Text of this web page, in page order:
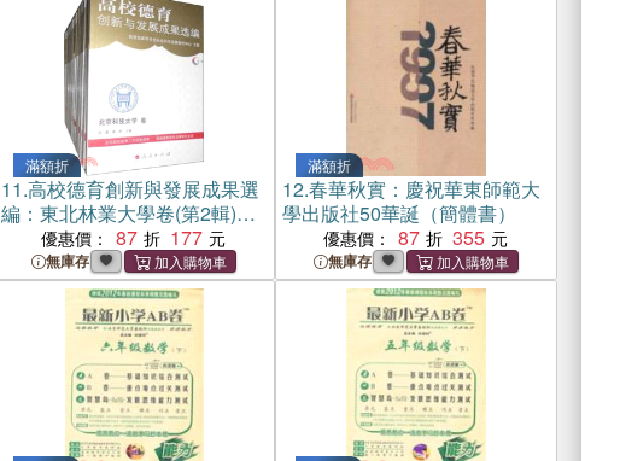
滿額折
11.高校德育創新與發展成果選
編：東北林業大學卷(第2輯)
（簡體書）
優惠價： 87 177
無庫存
滿額折
12.春華秋實：慶祝華東師範大
學出版社50華誕（簡體書）
優惠價： 87 355
無庫存